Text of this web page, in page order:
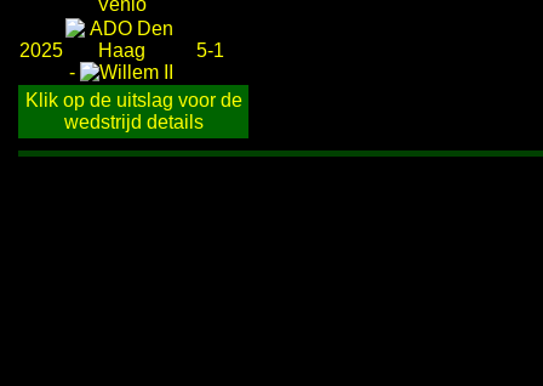
2025
-
5-1
Klik op de uitslag voor de
wedstrijd details